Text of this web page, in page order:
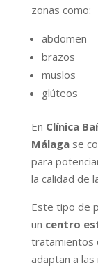
zonas como:
abdomen
brazos
muslos
glúteos
En Clínica
Málagase
para
la calidad de
Este tipo de
un centro
tratamientos
adaptan a